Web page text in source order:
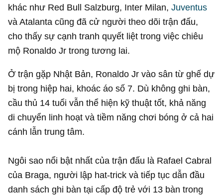
khác như Red Bull Salzburg, Inter Milan,Juventus
và Atalanta cũng đã cử người theo dõi trận đấu,
cho thấy sự cạnh tranh quyết liệt trong việc chiêu
mộ Ronaldo Jr trong tương lai.
Ở trận gặp Nhật Bản, Ronaldo Jr vào sân từ ghế dự
bị trong hiệp hai, khoác áo số 7. Dù không ghi bàn,
cầu thủ 14 tuổi vẫn thể hiện kỹ thuật tốt, khả năng
di chuyển linh hoạt và tiềm năng chơi bóng ở cả hai
cánh lẫn trung tâm.
Ngôi sao nổi bật nhất của trận đấu là Rafael Cabral
của Braga, người lập hat-trick và tiếp tục dẫn đầu
danh sách ghi bàn tại cấp độ trẻ với 13 bàn trong